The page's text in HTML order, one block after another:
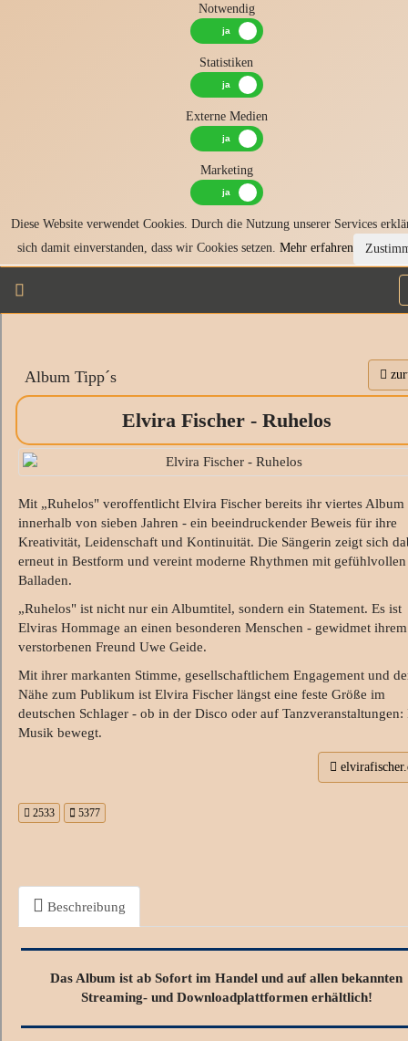
Notwendig
Statistiken
Externe Medien
Marketing
Diese Website verwendet Cookies. Durch die Nutzung unserer Services
sich damit einverstanden, dass wir Cookies setzen. Mehr erfahren
Album Tipp´s
Elvira Fischer - Ruhelos
Mit „Ruhelos" veroffentlicht Elvira Fischer bereits ihr viertes Album
innerhalb von sieben Jahren - ein beeindruckender Beweis für ihre
Kreativität, Leidenschaft und Kontinuität. Die Sängerin zeigt sich
erneut in Bestform und vereint moderne Rhythmen mit gefühlvollen
Balladen.
„Ruhelos" ist nicht nur ein Albumtitel, sondern ein Statement. Es ist
Elviras Hommage an einen besonderen Menschen - gewidmet ihrem
verstorbenen Freund Uwe Geide.
Mit ihrer markanten Stimme, gesellschaftlichem Engagement und
Nähe zum Publikum ist Elvira Fischer längst eine feste Größe im
deutschen Schlager - ob in der Disco oder auf Tanzveranstaltungen:
Musik bewegt.
2533 5377
Beschreibung
Das Album ist ab Sofort im Handel und auf allen bekannten
Streaming- und Downloadplattformen erhältlich!